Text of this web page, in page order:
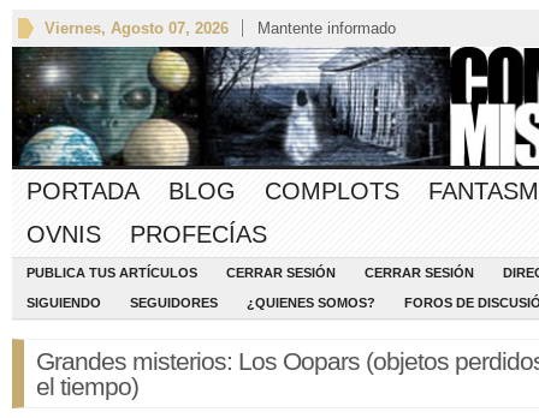
Viernes, Agosto 07, 2026 Mantente informado
PORTADA BLOG COMPLOTS
OVNIS
PROFECÍAS
PUBLICA TUS ARTÍCULOS CERRAR SESIÓN CERRAR SESIÓN
SIGUIENDO SEGUIDORES ¿QUIENES SOMOS? FOROS DE
Grandes misterios: Los Oopars (objetos
el tiempo)